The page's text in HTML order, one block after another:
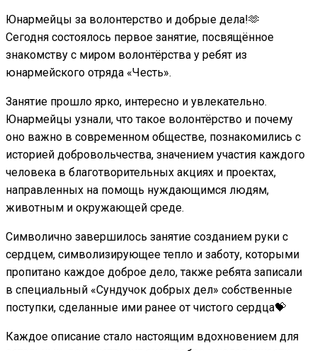
Юнармейцы за волонтерство и добрые дела!🫶
Сегодня состоялось первое занятие, посвящённое
знакомству с миром волонтёрства у ребят из
юнармейского отряда «Честь».
Занятие прошло ярко, интересно и увлекательно.
Юнармейцы узнали, что такое волонтёрство и почему
оно важно в современном обществе, познакомились с
историей добровольчества, значением участия каждого
человека в благотворительных акциях и проектах,
направленных на помощь нуждающимся людям,
животным и окружающей среде.
Символично завершилось занятие созданием руки с
сердцем, символизирующее тепло и заботу, которыми
пропитано каждое доброе дело, также ребята записали
в специальный «Сундучок добрых дел» собственные
поступки, сделанные ими ранее от чистого сердца💝
Каждое описание стало настоящим вдохновением для